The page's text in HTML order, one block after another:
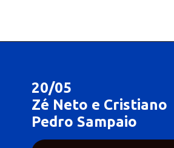
20/05
Zé Neto e Cristiano
Pedro Sampaio